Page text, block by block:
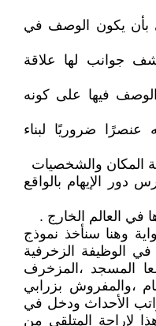
بأن يكون الوصف في
جوانب لها علاقة
الوصف فيها على كونه
ضروريًا لبناء
المكان والشخصيات
دور الإيهام بالواقع
في العالم الخارج .
وهنا سنأخذ نموذج
الوظيفة الزخرفية
المسجد ،المزخرف
،والمفروش بزرابي
تراتب الأحداث ودخل في
لإراحة المتلقى من